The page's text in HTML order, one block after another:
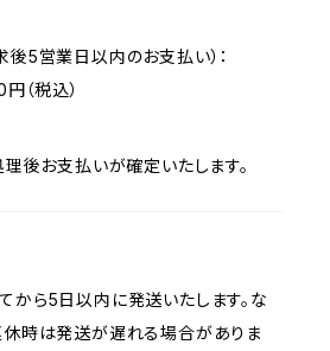
5営業日以内のお支払い）：
（税込）
理後お支払いが確定いたします。
から5日以内に発送いたします。な
休時は発送が遅れる場合がありま